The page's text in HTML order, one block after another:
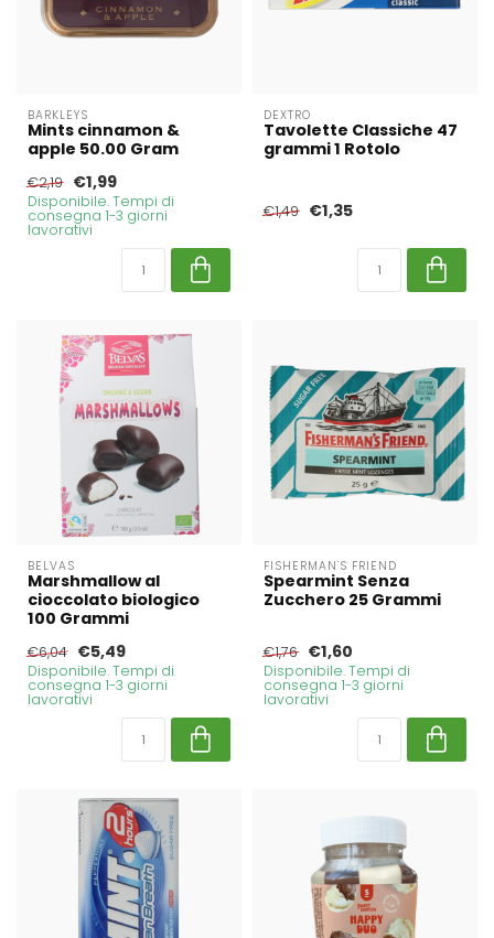
BARKLEYS
Mints cinnamon &
apple 50.00 Gram
€2,19 €1,99
Disponibile. Tempi di
consegna 1-3 giorni
lavorativi
DEXTRO
Tavolette Classiche 47
grammi 1 Rotolo
€1,49 €1,35
BELVAS
Marshmallow al
cioccolato biologico
100 Grammi
€6,04 €5,49
Disponibile. Tempi di
consegna 1-3 giorni
lavorativi
FISHERMAN'S FRIEND
Spearmint Senza
Zucchero 25 Grammi
€1,76 €1,60
Disponibile. Tempi di
consegna 1-3 giorni
lavorativi